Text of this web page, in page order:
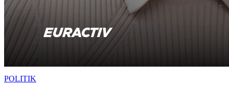
POLITIK